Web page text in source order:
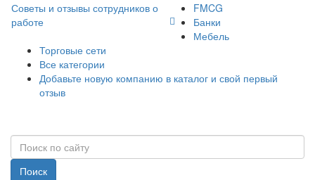
Советы и отзывы сотрудников о
работе
FMCG
Банки
Мебель
Торговые сети
Все категории
Добавьте новую компанию в каталог и свой первый
отзыв
Поиск